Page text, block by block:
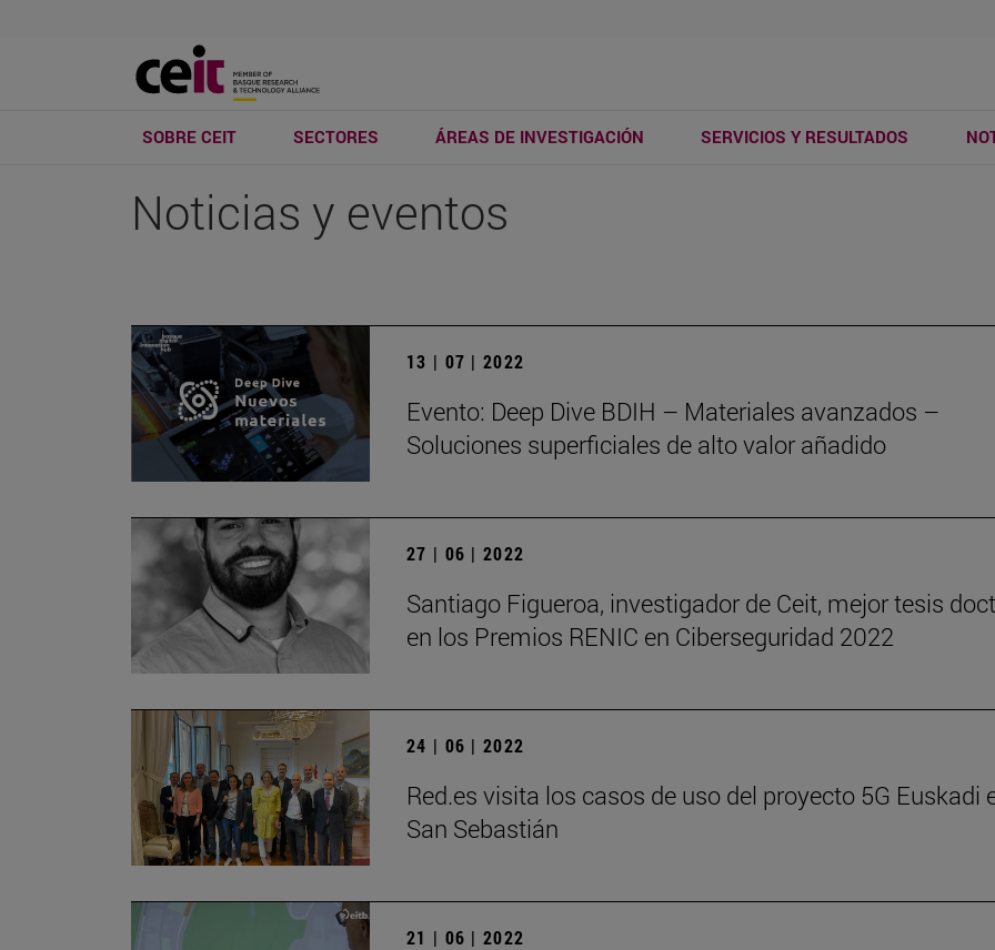
SOBRE CEIT SECTORES ÁREAS DE INVESTIGACIÓN SERVICIOS Y RESULTADOS
Noticias y eventos
13 | 07 | 2022
Evento: Deep Dive BDIH – Materiales avanzados –
Soluciones superficiales de alto valor añadido
27 | 06 | 2022
Santiago Figueroa, investigador de Ceit, mejor tesis
en los Premios RENIC en Ciberseguridad 2022
24 | 06 | 2022
Red.es visita los casos de uso del proyecto 5G Euskadi
San Sebastián
21 | 06 | 2022